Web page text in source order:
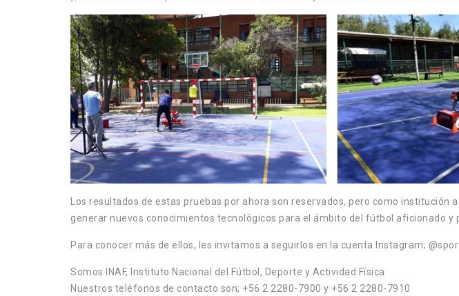
Los resultados de estas pruebas por ahora son reservados, pero como
generar nuevos conocimientos tecnológicos para el ámbito del fútbol aficionado y
Para conocer más de ellos, les invitamos a seguirlos en la cuenta Instagram;
Somos INAF, Instituto Nacional del Fútbol, Deporte y Actividad Física
Nuestros teléfonos de contacto son; +56 2 2280-7900 y +56 2 2280-7910